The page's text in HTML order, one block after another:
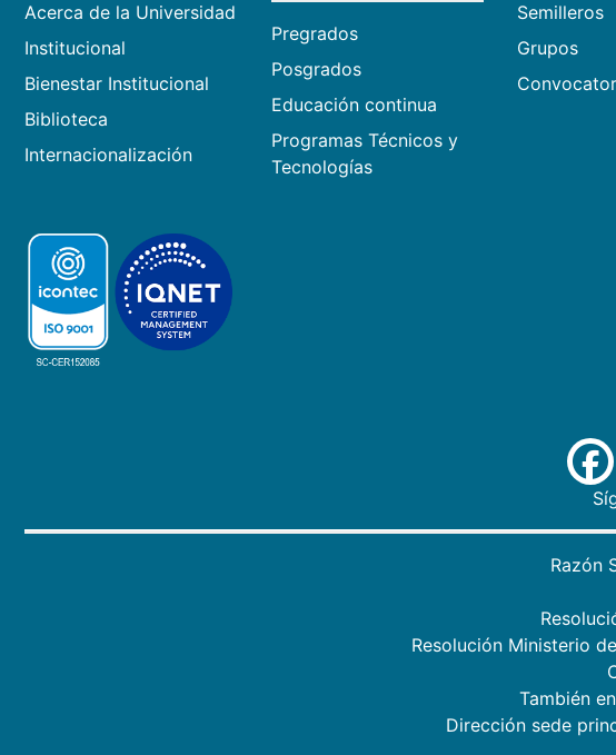
Acerca de la Universidad
Institucional
Bienestar Institucional
Biblioteca
Internacionalización
Pregrados
Posgrados
Educación continua
Programas Técnicos y
Tecnologías
Semilleros
Grupos
Razón
Resolución Ministerio
También
Dirección sede